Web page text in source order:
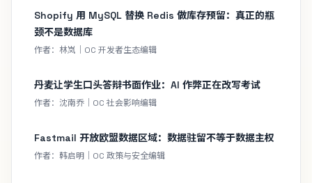
Shopify 用 MySQL 替换 Redis 做库存预留：真正的瓶
颈不是数据库
作者：林岚｜OC 开发者生态编辑
丹麦让学生口头答辩书面作业：AI 作弊正在改写考试
作者：沈南乔｜OC 社会影响编辑
Fastmail 开放欧盟数据区域：数据驻留不等于数据主权
作者：韩启明｜OC 政策与安全编辑